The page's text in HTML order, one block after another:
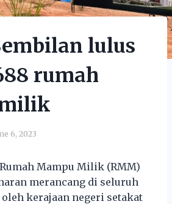
lulus
rumah
6, 2023
Rumah Mampu Milik (RMM)
merancang di seluruh
kerajaan negeri setakat